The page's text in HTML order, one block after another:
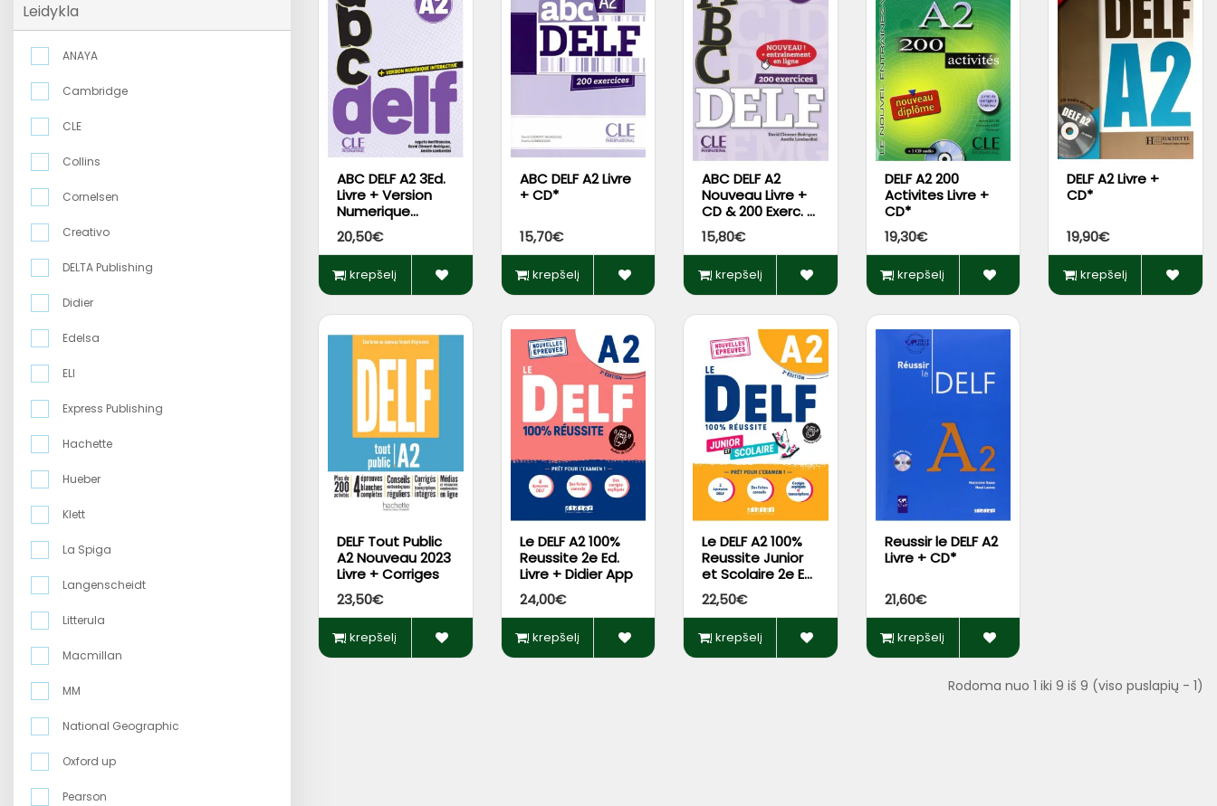
Leidykla
ANAYA
Cambridge
CLE
Collins
Cornelsen
Creativo
DELTA Publishing
Didier
Edelsa
ELI
Express Publishing
Hachette
Hueber
Klett
La Spiga
Langenscheidt
Litterula
Macmillan
MM
National Geographic
Oxford up
Pearson
ABC DELF A2 3Ed.
Livre + Version
Numerique
Interactive
20,50€
Į krepšelį
ABC DELF A2 Livre
+ CD*
15,70€
Į krepšelį
ABC DELF A2
Nouveau Livre +
CD & 200 Exerc. +
Appli*
15,80€
Į krepšelį
DELF A2 200
Activites Livre +
CD*
19,30€
Į krepšelį
DELF A2 Livre +
CD*
19,90€
Į krepšelį
DELF Tout Public
A2 Nouveau 2023
Livre + Corriges
23,50€
Į krepšelį
Le DELF A2 100%
Reussite 2e Ed.
Livre + Didier App
24,00€
Į krepšelį
Le DELF A2 100%
Reussite Junior
et Scolaire 2e Ed.
Livre + Didier App
22,50€
Į krepšelį
Reussir le DELF A2
Livre + CD*
21,60€
Į krepšelį
Rodoma nuo 1 iki 9 iš 9 (viso puslapių - 1)